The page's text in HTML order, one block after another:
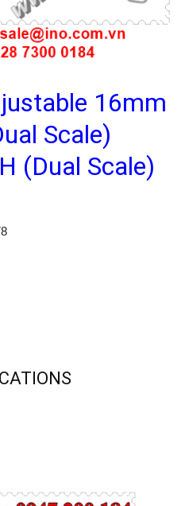
16mm
Scale)
(Dual Scale)